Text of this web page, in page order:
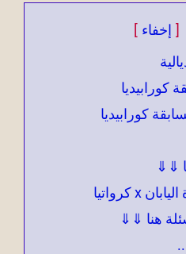
إخفاء
كورابيديا
كورابيديا
⇓⇓
هنا ⇓⇓